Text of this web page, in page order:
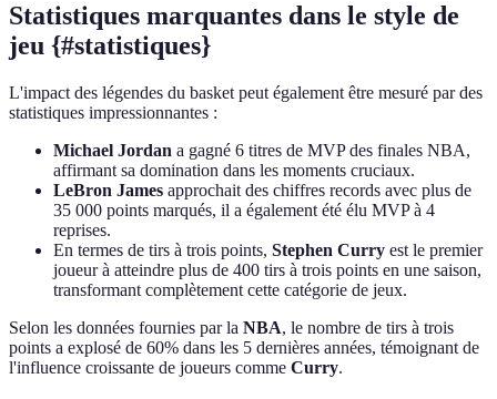
Statistiques marquantes dans le style de
jeu {#statistiques}
L'impact des légendes du basket peut également être mesuré par des
statistiques impressionnantes :
Michael Jordan a gagné 6 titres de MVP des finales NBA,
affirmant sa domination dans les moments cruciaux.
LeBron James approchait des chiffres records avec plus de
35 000 points marqués, il a également été élu MVP à 4
reprises.
En termes de tirs à trois points, Stephen Curry est le premier
joueur à atteindre plus de 400 tirs à trois points en une saison,
transformant complètement cette catégorie de jeux.
Selon les données fournies par la NBA, le nombre de tirs à trois
points a explosé de 60% dans les 5 dernières années, témoignant de
l'influence croissante de joueurs comme Curry.